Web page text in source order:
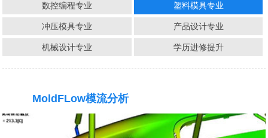
数控编程专业 塑料模具专业
冲压模具专业 产品设计专业
机械设计专业 学历进修提升
MoldFLow模流分析